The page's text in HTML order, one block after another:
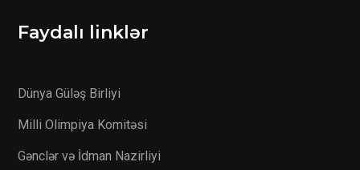
Faydalı linklər
Dünya Güləş Birliyi
Milli Olimpiya Komitəsi
Gənclər və İdman Nazirliyi